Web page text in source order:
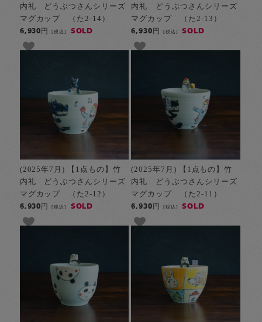
内礼 どうぶつさんシリーズ
マグカップ （た2-14）
6,930円[税込] SOLD
内礼 どうぶつさんシリーズ
マグカップ （た2-13）
6,930円 [税込] SOLD
(2025年7月) 【1点もの】竹
内礼 どうぶつさんシリーズ
マグカップ （た2-12）
6,930円[税込] SOLD
(2025年7月) 【1点もの】竹
内礼 どうぶつさんシリーズ
マグカップ （た2-11）
6,930円 [税込] SOLD